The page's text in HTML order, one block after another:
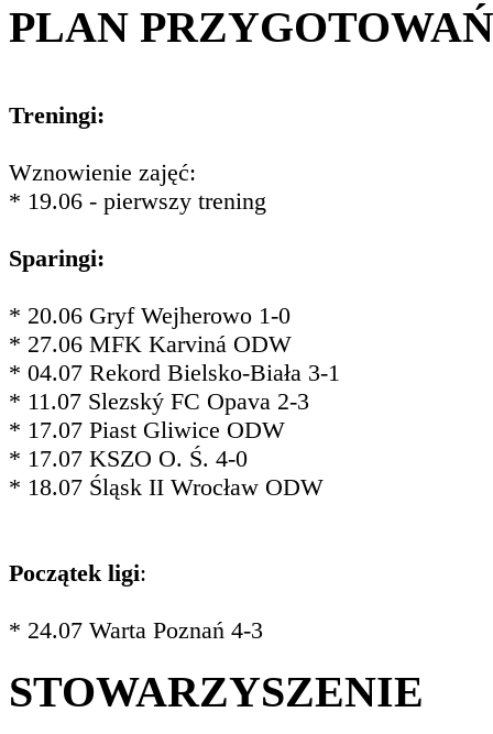
PLAN PRZYGOTOWAŃ
Treningi:
Wznowienie zajęć:
* 19.06 - pierwszy trening
Sparingi:
* 20.06 Gryf Wejherowo 1-0
* 27.06 MFK Karviná ODW
* 04.07 Rekord Bielsko-Biała 3-1
* 11.07 Slezský FC Opava 2-3
* 17.07 Piast Gliwice ODW
* 17.07 KSZO O. Ś. 4-0
* 18.07 Śląsk II Wrocław ODW
Początek ligi:
* 24.07 Warta Poznań 4-3
STOWARZYSZENIE